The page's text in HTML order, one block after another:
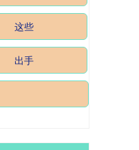
这些
出手